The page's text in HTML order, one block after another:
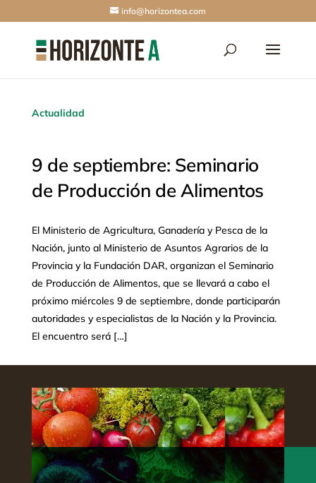
info@horizontea.com
Actualidad
9 de septiembre: Seminario
de Producción de Alimentos
El Ministerio de Agricultura, Ganadería y Pesca de la
Nación, junto al Ministerio de Asuntos Agrarios de la
Provincia y la Fundación DAR, organizan el Seminario
de Producción de Alimentos, que se llevará a cabo el
próximo miércoles 9 de septiembre, donde participarán
autoridades y especialistas de la Nación y la Provincia.
El encuentro será […]